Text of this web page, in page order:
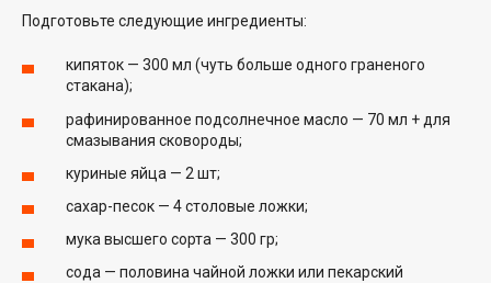
Подготовьте следующие ингредиенты:
кипяток — 300 мл (чуть больше одного граненого
стакана);
рафинированное подсолнечное масло — 70 мл + для
смазывания сковороды;
куриные яйца — 2 шт;
сахар-песок — 4 столовые ложки;
мука высшего сорта — 300 гр;
сода — половина чайной ложки или пекарский